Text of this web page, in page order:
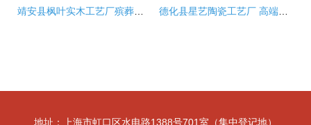
地址：上海市虹口区水电路1388号701室（集中登记地）